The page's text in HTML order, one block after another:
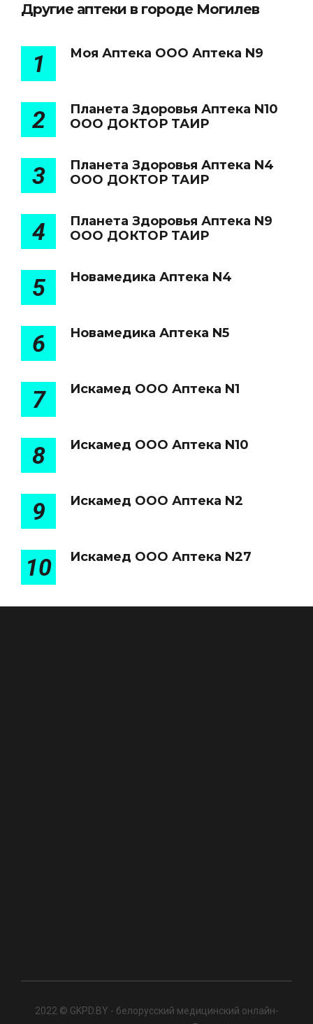
Другие аптеки в городе Могилев
1 Моя Аптека ООО Аптека N9
2
Планета Здоровья Аптека N10
ООО ДОКТОР ТАИР
3
Планета Здоровья Аптека N4
ООО ДОКТОР ТАИР
4
Планета Здоровья Аптека N9
ООО ДОКТОР ТАИР
5 Новамедика Аптека N4
6 Новамедика Аптека N5
7 Искамед ООО Аптека N1
8 Искамед ООО Аптека N10
9 Искамед ООО Аптека N2
10 Искамед ООО Аптека N27
2022 © GKPD.BY - белорусский медицинский онлайн-